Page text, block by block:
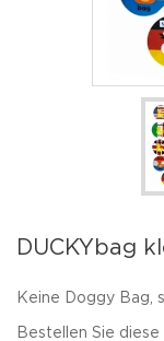
DUCKYbag
Keine Doggy Bag,
Bestellen Sie diese